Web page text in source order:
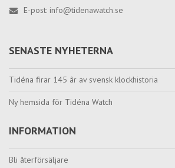
E-post: info@tidenawatch.se
SENASTE NYHETERNA
Tidéna firar 145 år av svensk klockhistoria
Ny hemsida för Tidéna Watch
INFORMATION
Bli återförsäljare